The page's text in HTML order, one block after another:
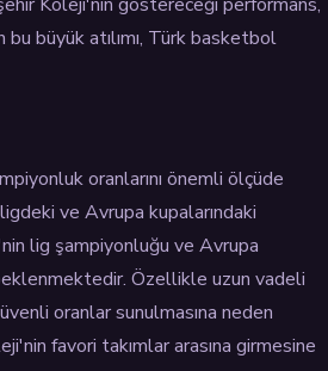
büyük atılımı, Türk basketbol
oranlarını önemli ölçüde
ve Avrupa kupalarındaki
lig şampiyonluğu ve Avrupa
Özellikle uzun vadeli
oranlar sunulmasına neden
favori takımlar arasına girmesine